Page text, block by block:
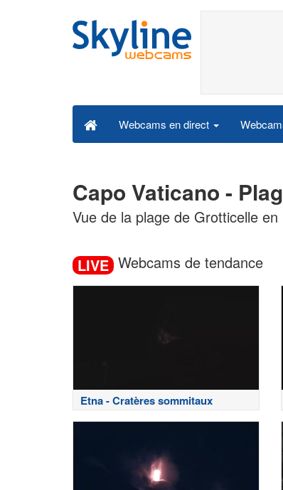
Webcams en direct
Capo Vaticano -
Vue de la plage de Grotticelle
LIVE Webcams de tendance
Etna - Cratères sommitaux